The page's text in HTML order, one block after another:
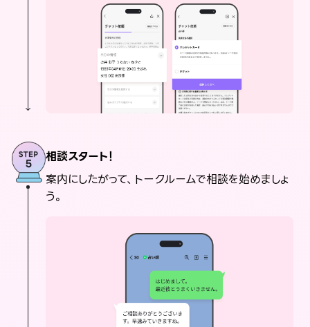
相談スタート！
案内にしたがって、トークルームで相談を始めましょ
う。